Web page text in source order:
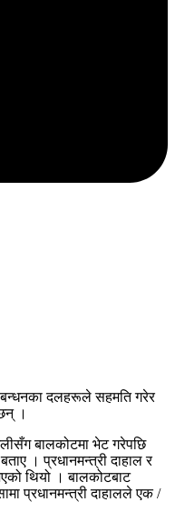
दलहरूले सहमति गरेर
।
बालकोटमा भेट गरेपछि
। प्रधानमन्त्री दाहाल र
थियो । बालकोटबाट
प्रधानमन्त्री दाहालले एक /